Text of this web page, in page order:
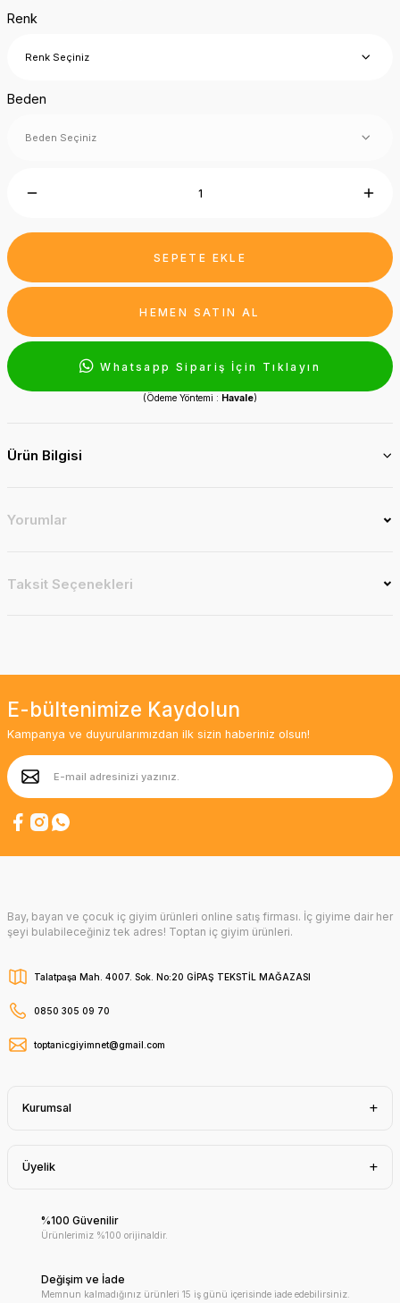
Renk
Beden
SEPETE EKLE
HEMEN SATIN AL
Whatsapp Sipariş İçin Tıklayın
(Ödeme Yöntemi : Havale)
Ürün Bilgisi
Yorumlar
Taksit Seçenekleri
E-bültenimize Kaydolun
Kampanya ve duyurularımızdan ilk sizin haberiniz olsun!
Bay, bayan ve çocuk iç giyim ürünleri online satış firması. İç giyime dair her
şeyi bulabileceğiniz tek adres! Toptan iç giyim ürünleri.
Talatpaşa Mah. 4007. Sok. No:20 GİPAŞ TEKSTİL MAĞAZASI
0850 305 09 70
toptanicgiyimnet@gmail.com
Kurumsal
Üyelik
%100 Güvenilir
Ürünlerimiz %100 orijinaldir.
Değişim ve İade
Memnun kalmadığınız ürünleri 15 iş günü içerisinde iade edebilirsiniz.